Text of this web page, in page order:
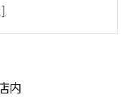
ースプランニン
内